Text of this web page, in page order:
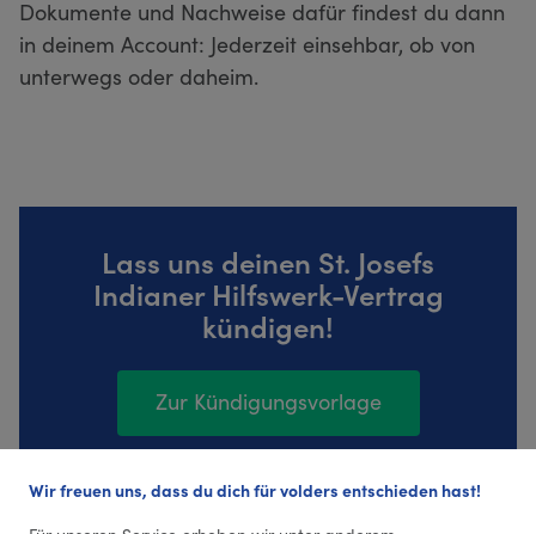
Dokumente und Nachweise dafür findest du dann
in deinem Account: Jederzeit einsehbar, ob von
unterwegs oder daheim.
Lass uns deinen St. Josefs
Indianer Hilfswerk-Vertrag
kündigen!
Zur Kündigungsvorlage
Wir freuen uns, dass du dich für volders entschieden hast!